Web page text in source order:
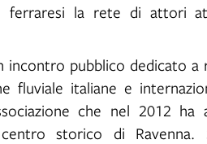
ferraresi la rete di attori
pubblico dedicato a
fluviale italiane e
che nel 2012 ha
storico di Ravenna.